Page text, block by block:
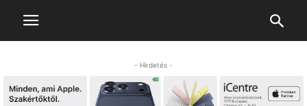
- Hirdetés -